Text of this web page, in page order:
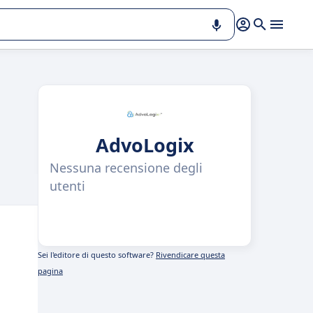
AdvoLogix
Nessuna recensione degli
utenti
Sei l'editore di questo software? Rivendicare questa
pagina